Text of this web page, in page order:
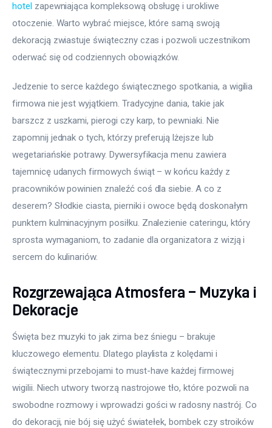
hotel zapewniająca kompleksową obsługę i urokliwe
otoczenie. Warto wybrać miejsce, które samą swoją
dekoracją zwiastuje świąteczny czas i pozwoli uczestnikom
oderwać się od codziennych obowiązków.
Jedzenie to serce każdego świątecznego spotkania, a wigilia
firmowa nie jest wyjątkiem. Tradycyjne dania, takie jak
barszcz z uszkami, pierogi czy karp, to pewniaki. Nie
zapomnij jednak o tych, którzy preferują lżejsze lub
wegetariańskie potrawy. Dywersyfikacja menu zawiera
tajemnicę udanych firmowych świąt – w końcu każdy z
pracowników powinien znaleźć coś dla siebie. A co z
deserem? Słodkie ciasta, pierniki i owoce będą doskonałym
punktem kulminacyjnym posiłku. Znalezienie cateringu, który
sprosta wymaganiom, to zadanie dla organizatora z wizją i
sercem do kulinariów.
Rozgrzewająca Atmosfera – Muzyka i
Dekoracje
Święta bez muzyki to jak zima bez śniegu – brakuje
kluczowego elementu. Dlatego playlista z kolędami i
świątecznymi przebojami to must-have każdej firmowej
wigilii. Niech utwory tworzą nastrojowe tło, które pozwoli na
swobodne rozmowy i wprowadzi gości w radosny nastrój. Co
do dekoracji, nie bój się użyć światełek, bombek czy stroików